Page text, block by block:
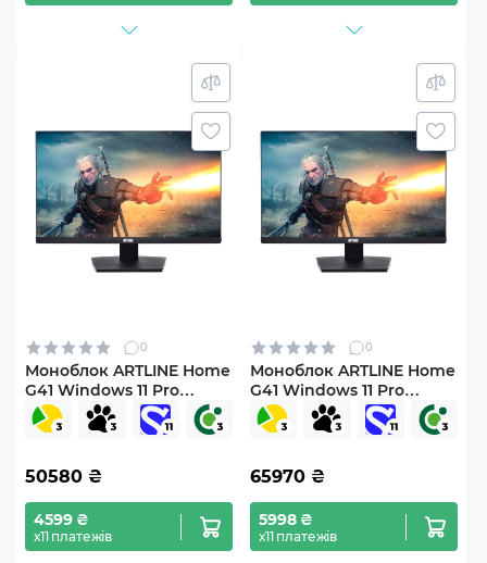
0
Моноблок ARTLINE Home
G41 Windows 11 Pro
(G41v39Win)
50580 ₴
4599 ₴
х11 платежів
0
Моноблок ARTLINE Home
G41 Windows 11 Pro
(G41v42Win)
65970 ₴
5998 ₴
х11 платежів